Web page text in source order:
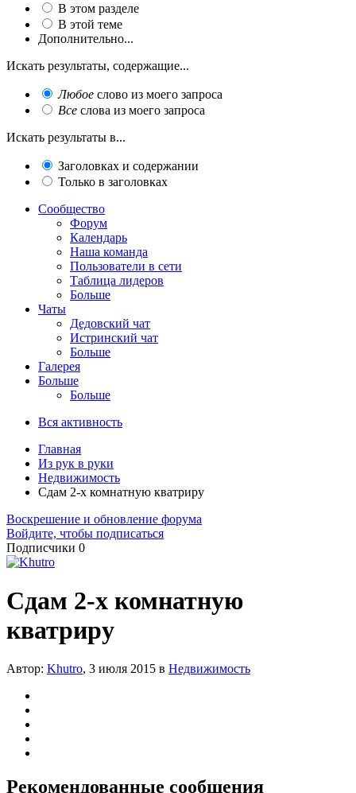
В этом разделе
В этой теме
Дополнительно...
Искать результаты, содержащие...
Любое слово из моего запроса
Все слова из моего запроса
Искать результаты в...
Заголовках и содержании
Только в заголовках
Сообщество
Форум
Календарь
Наша команда
Пользователи в сети
Таблица лидеров
Больше
Чаты
Дедовский чат
Истринский чат
Больше
Галерея
Больше
Больше
Вся активность
Главная
Из рук в руки
Недвижимость
Сдам 2-х комнатную кватриру
Воскрешение и обновление форума
Войдите, чтобы подписаться
Подписчики 0
Сдам 2-х комнатную
кватриру
Автор: Khutro, 3 июля 2015 в Недвижимость
Рекомендованные сообщения